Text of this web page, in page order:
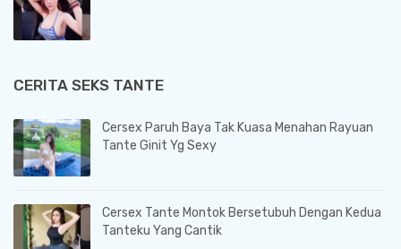
CERITA SEKS TANTE
Cersex Paruh Baya Tak Kuasa Menahan Rayuan
Tante Ginit Yg Sexy
Cersex Tante Montok Bersetubuh Dengan Kedua
Tanteku Yang Cantik